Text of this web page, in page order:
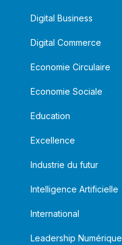
Digital Business
Digital Commerce
Economie Circulaire
Economie Sociale
Education
Excellence
Industrie du futur
Intelligence Artificielle
International
Leadership Numérique